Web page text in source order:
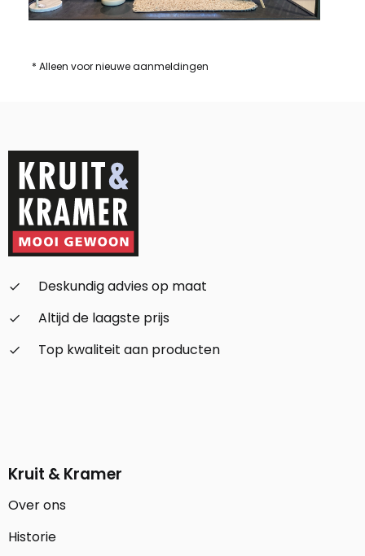
* Alleen voor nieuwe aanmeldingen
check_small
Deskundig advies op maat
check_small
Altijd de laagste prijs
check_small
Top kwaliteit aan producten
Kruit & Kramer
Over ons
Historie